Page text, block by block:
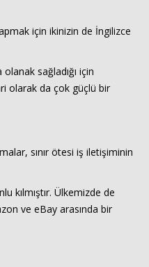
için ikinizin de İngilizce
sağladığı için
olarak da çok güçlü bir
sınır ötesi iş iletişiminin
kılmıştır. Ülkemizde de
ve eBay arasında bir